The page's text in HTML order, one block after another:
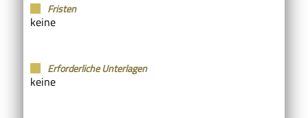
Fristen
keine
Erforderliche Unterlagen
keine